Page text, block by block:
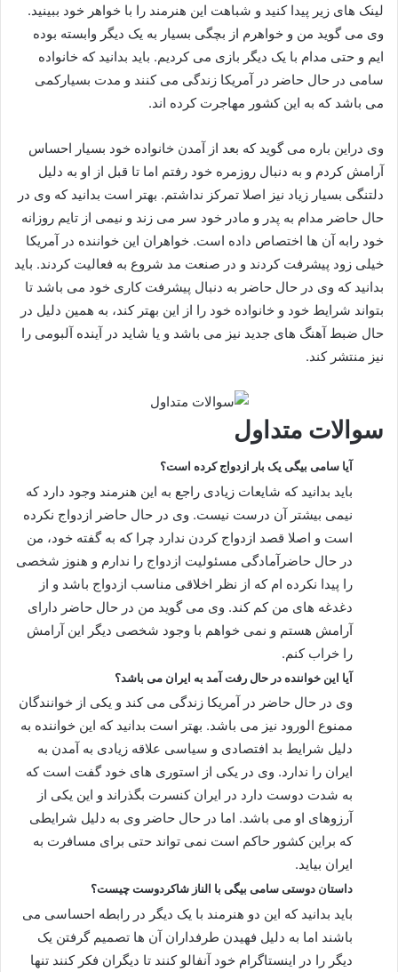
لینک های زیر پیدا کنید و شباهت این هنرمند را با خواهر خود ببینید.
وی می گوید من و خواهرم از بچگی بسیار به یک دیگر وابسته بوده
ایم و حتی مدام با یک دیگر بازی می کردیم. باید بدانید که خانواده
سامی در حال حاضر در آمریکا زندگی می کنند و مدت بسیارکمی
می باشد که به این کشور مهاجرت کرده اند.
وی دراین باره می گوید که بعد از آمدن خانواده خود بسیار احساس
آرامش کردم و به دنبال روزمره خود رفتم اما تا قبل از او به دلیل
دلتنگی بسیار زیاد نیز اصلا تمرکز نداشتم. بهتر است بدانید که وی در
حال حاضر مدام به پدر و مادر خود سر می زند و نیمی از تایم روزانه
خود رابه آن ها اختصاص داده است. خواهران این خواننده در آمریکا
خیلی زود پیشرفت کردند و در صنعت مد شروع به فعالیت کردند. باید
بدانید که وی در حال حاضر به دنبال پیشرفت کاری خود می باشد تا
بتواند شرایط خود و خانواده خود را از این بهتر کند، به همین دلیل در
حال ضبط آهنگ های جدید نیز می باشد و یا شاید در آینده آلبومی را
نیز منتشر کند.
سوالات متداول
آیا سامی بیگی یک بار ازدواج کرده است؟
باید بدانید که شایعات زیادی راجع به این هنرمند وجود دارد که
نیمی بیشتر آن درست نیست. وی در حال حاضر ازدواج نکرده
است و اصلا قصد ازدواج کردن ندارد چرا که به گفته خود، من
در حال حاضرآمادگی مسئولیت ازدواج را ندارم و هنوز شخصی
را پیدا نکرده ام که از نظر اخلاقی مناسب ازدواج باشد و از
دغدغه های من کم کند. وی می گوید من در حال حاضر دارای
آرامش هستم و نمی خواهم با وجود شخصی دیگر این آرامش
را خراب کنم.
آیا این خواننده در حال رفت آمد به ایران می باشد؟
وی در حال حاضر در آمریکا زندگی می کند و یکی از خوانندگان
ممنوع الورود نیز می باشد. بهتر است بدانید که این خواننده به
دلیل شرایط بد افتصادی و سیاسی علاقه زیادی به آمدن به
ایران را ندارد. وی در یکی از استوری های خود گفت است که
به شدت دوست دارد در ایران کنسرت بگذراند و این یکی از
آرزوهای او می باشد. اما در حال حاضر وی به دلیل شرایطی
که براین کشور حاکم است نمی تواند حتی برای مسافرت به
ایران بیاید.
داستان دوستی سامی بیگی با الناز شاکردوست چیست؟
باید بدانید که این دو هنرمند با یک دیگر در رابطه احساسی می
باشند اما به دلیل فهیدن طرفداران آن ها تصمیم گرفتن یک
دیگر را در اینستاگرام خود آنفالو کنند تا دیگران فکر کنند تنها